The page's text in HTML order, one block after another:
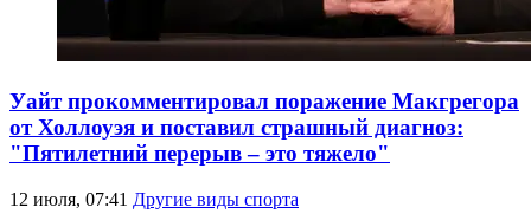
Уайт прокомментировал поражение Макгрегора
от Холлоуэя и поставил страшный диагноз:
"Пятилетний перерыв – это тяжело"
12 июля, 07:41 Другие виды спорта